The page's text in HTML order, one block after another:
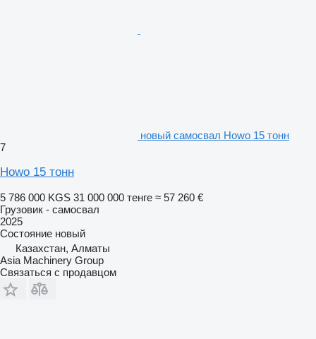
новый самосвал Howo 15 тонн
7
Howo 15 тонн
5 786 000 KGS 31 000 000 тенге ≈ 57 260 €
Грузовик - самосвал
2025
Состояние новый
Казахстан, Алматы
Asia Machinery Group
Связаться с продавцом